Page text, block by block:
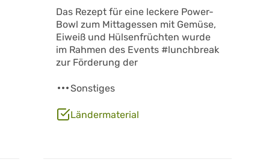
Das Rezept für eine leckere Power-
Bowl zum Mittagessen mit Gemüse,
Eiweiß und Hülsenfrüchten wurde
im Rahmen des Events #lunchbreak
zur Förderung der
Sonstiges
Ländermaterial